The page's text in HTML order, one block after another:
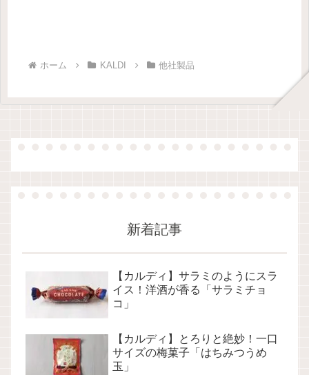
ホーム KALDI 他社製品
新着記事
【カルディ】サラミのようにスラ
イス！洋酒が香る「サラミチョ
コ」
【カルディ】とろりと絶妙！一口
サイズの梅菓子「はちみつうめ
玉」